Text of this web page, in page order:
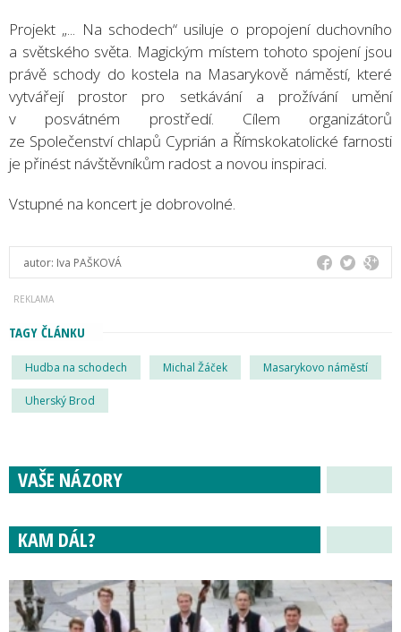
Projekt „... Na schodech“ usiluje o propojení duchovního
a světského světa. Magickým místem tohoto spojení jsou
právě schody do kostela na Masarykově náměstí, které
vytvářejí prostor pro setkávání a prožívání umění
v posvátném prostředí. Cílem organizátorů
ze Společenství chlapů Cyprián a Římskokatolické farnosti
je přinést návštěvníkům radost a novou inspiraci.
Vstupné na koncert je dobrovolné.
autor: Iva PAŠKOVÁ
TAGY ČLÁNKU
Hudba na schodech Michal Žáček Masarykovo náměstí
Uherský Brod
VAŠE NÁZORY
KAM DÁL?